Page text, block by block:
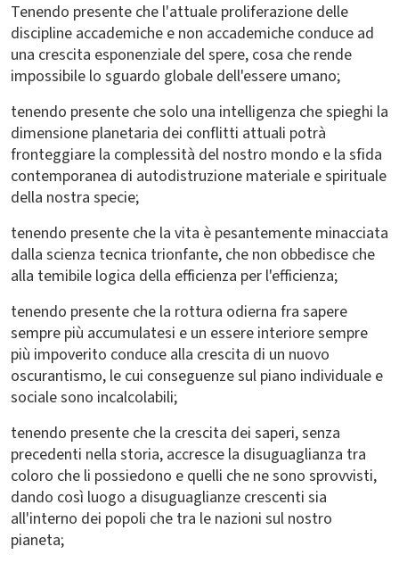
Tenendo presente che l'attuale proliferazione delle
discipline accademiche e non accademiche conduce ad
una crescita esponenziale del spere, cosa che rende
impossibile lo sguardo globale dell'essere umano;
tenendo presente che solo una intelligenza che spieghi la
dimensione planetaria dei conflitti attuali potrà
fronteggiare la complessità del nostro mondo e la sfida
contemporanea di autodistruzione materiale e spirituale
della nostra specie;
tenendo presente che la vita è pesantemente minacciata
dalla scienza tecnica trionfante, che non obbedisce che
alla temibile logica della efficienza per l'efficienza;
tenendo presente che la rottura odierna fra sapere
sempre più accumulatesi e un essere interiore sempre
più impoverito conduce alla crescita di un nuovo
oscurantismo, le cui conseguenze sul piano individuale e
sociale sono incalcolabili;
tenendo presente che la crescita dei saperi, senza
precedenti nella storia, accresce la disuguaglianza tra
coloro che li possiedono e quelli che ne sono sprovvisti,
dando così luogo a disuguaglianze crescenti sia
all'interno dei popoli che tra le nazioni sul nostro
pianeta;